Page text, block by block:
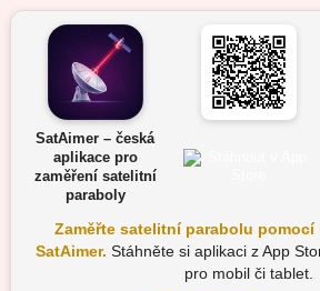
SatAimer – česká
aplikace pro
zaměření satelitní
paraboly
Zaměřte satelitní parabolu
SatAimer. Stáhněte si aplikaci z App
pro mobil či tablet.